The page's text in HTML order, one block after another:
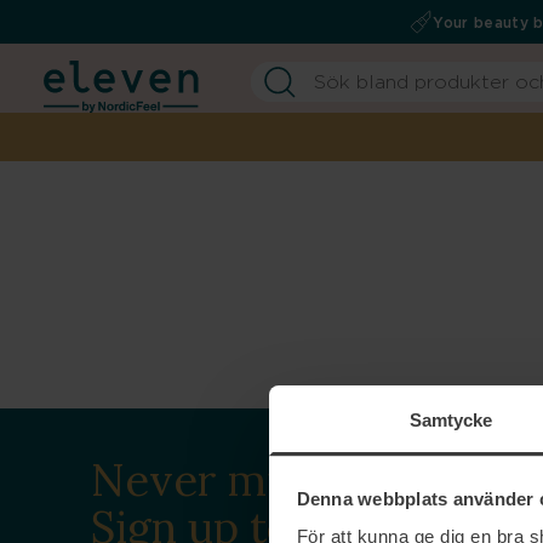
Samtycke
Denna webbplats använder
För att kunna ge dig en bra
Your beauty
Never miss a beat.
Sign up to our